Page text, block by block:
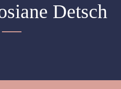
Detsch